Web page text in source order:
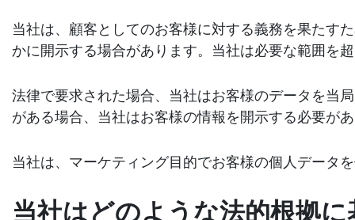
当社は、顧客としてのお客様に対する義務を果たす
かに開示する場合があります。当社は必要な範囲を
法律で要求された場合、当社はお客様のデータを当
がある場合、当社はお客様の情報を開示する必要が
当社は、マーケティング目的でお客様の個人データ
当社はどのような法的根拠